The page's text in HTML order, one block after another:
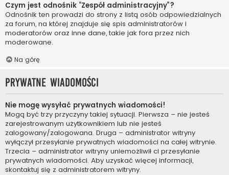
Czym jest odnośnik “Zespół administracyjny”?
Odnośnik ten prowadzi do strony z listą osób odpowiedzialnych
za forum, na której znajduje się spis administratorów i
moderatorów oraz inne dane, takie jak fora przez nich
moderowane.
Na górę
Prywatne wiadomości
Nie mogę wysyłać prywatnych wiadomości!
Mogą być trzy przyczyny takiej sytuacji. Pierwsza – nie jesteś
zarejestrowanym użytkownikiem lub nie jesteś
zalogowany/zalogowana. Druga – administrator witryny
wyłączył przesyłanie prywatnych wiadomości na całej witrynie.
Trzecia – administrator witryny uniemożliwił ci przesyłanie
prywatnych wiadomości. Aby uzyskać więcej informacji,
skontaktuj się z administratorem witryny.